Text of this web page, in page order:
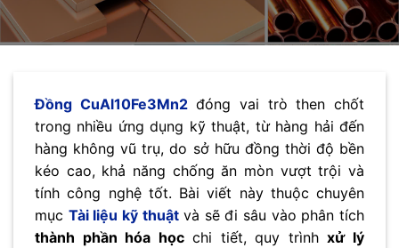
Đồng CuAl10Fe3Mn2đóng vai trò then chốt
trong nhiều ứng dụng kỹ thuật, từ hàng hải đến
hàng không vũ trụ, do sở hữu đồng thời độ bền
kéo cao, khả năng chống ăn mòn vượt trội và
tính công nghệ tốt. Bài viết này thuộc chuyên
mục Tài liệu kỹ thuậtvà sẽ đi sâu vào phân tích
thành phần hóa họcchi tiết, quy trìnhxử lý